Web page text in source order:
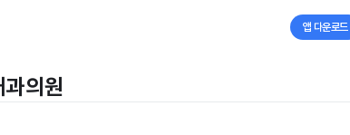
앱 다운로드
의원